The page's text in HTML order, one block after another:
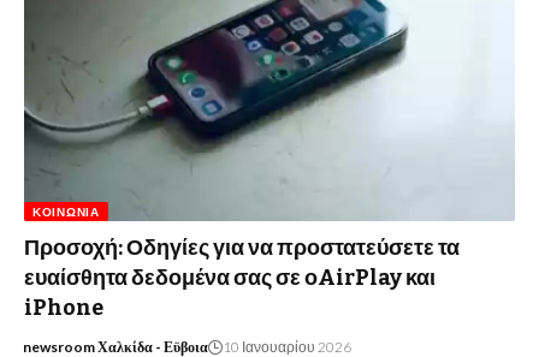
ΚΟΙΝΩΝΊΑ
Προσοχή: Οδηγίες για να προστατεύσετε τα
ευαίσθητα δεδομένα σας σε οAirPlay και
iPhone
newsroom Χαλκίδα - Εϋβοια 10 Ιανουαρίου 2026